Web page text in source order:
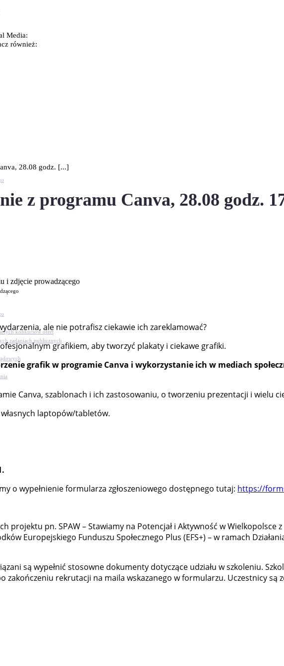
Media:
również:
konkursów ofert
zadaniach publicznych
28.08 godz. [...]
z programu Canva, 28.08 godz.
ale nie potrafisz ciekawie ich zareklamować?
grafikiem, aby tworzyć plakaty i ciekawe grafiki.
grafik w programie Canva i wykorzystanie ich w mediach
Canva, szablonach i ich zastosowaniu, o tworzeniu prezentacji i wielu
laptopów/tabletów.
o wypełnienie formularza zgłoszeniowego dostępnego tutaj: https://
projektu pn. SPAW – Stawiamy na Potencjał i Aktywność w
Europejskiego Funduszu Społecznego Plus (EFS+) – w ramach
są wypełnić stosowne dokumenty dotyczące udziału w szkoleniu.
zakończeniu rekrutacji na maila wskazanego w formularzu. Uczestnicy